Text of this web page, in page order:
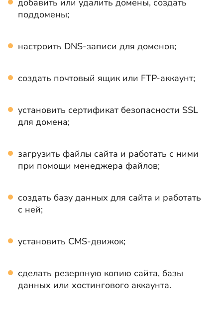
добавить или удалить домены, создать
поддомены;
настроить DNS-записи для доменов;
создать почтовый ящик или FTP-аккаунт;
установить сертификат безопасности SSL
для домена;
загрузить файлы сайта и работать с ними
при помощи менеджера файлов;
создать базу данных для сайта и работать
с ней;
установить CMS-движок;
сделать резервную копию сайта, базы
данных или хостингового аккаунта.